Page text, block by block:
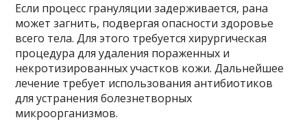
Если процесс грануляции задерживается, рана
может загнить, подвергая опасности здоровье
всего тела. Для этого требуется хирургическая
процедура для удаления пораженных и
некротизированных участков кожи. Дальнейшее
лечение требует использования антибиотиков
для устранения болезнетворных
микроорганизмов.